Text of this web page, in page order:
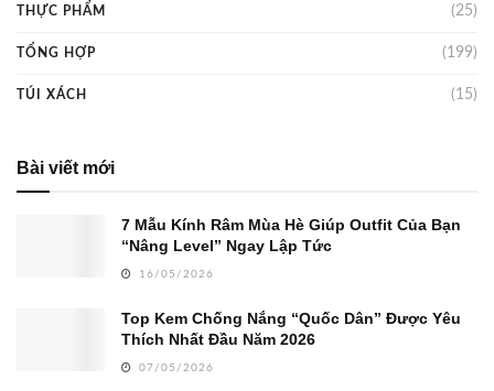
THỰC PHẨM (25)
TỔNG HỢP (199)
TÚI XÁCH (15)
Bài viết mới
7 Mẫu Kính Râm Mùa Hè Giúp Outfit Của Bạn
“Nâng Level” Ngay Lập Tức
16/05/2026
Top Kem Chống Nắng “Quốc Dân” Được Yêu
Thích Nhất Đầu Năm 2026
07/05/2026